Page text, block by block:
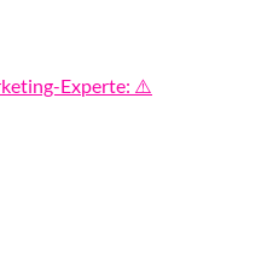
Experte: ⚠️